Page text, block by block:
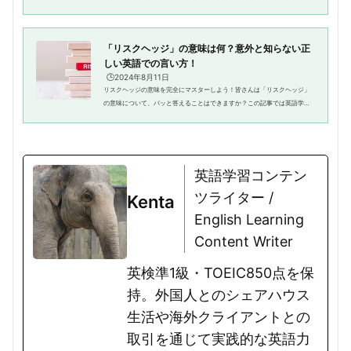
「リスクヘッジ」の意味は何？意外と知らない正
しい英語での言い方！
🕒️2024年8月11日
リスクヘッジの意味を完全にマスターしよう！皆さんは「リスクヘッジ」
の意味について、パッと答えることはできますか？この記事では英語学習
Kenta
英語学習コンテン
ツライター /
English Learning
Content Writer
英検準1級・TOEIC850点を保
持。外国人とのシェアハウス
生活や海外クライアントとの
取引を通じて実践的な英語力